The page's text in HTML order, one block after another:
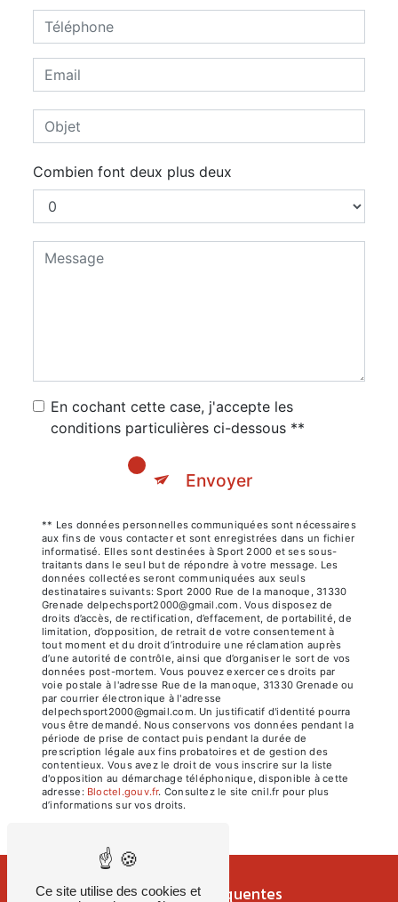
Combien font deux plus deux
En cochant cette case, j'accepte les
conditions particulières ci-dessous **
Envoyer
** Les données personnelles communiquées sont nécessaires
aux fins de vous contacter et sont enregistrées dans un fichier
informatisé. Elles sont destinées à Sport 2000 et ses sous-
traitants dans le seul but de répondre à votre message. Les
données collectées seront communiquées aux seuls
destinataires suivants: Sport 2000 Rue de la manoque, 31330
Grenade delpechsport2000@gmail.com. Vous disposez de
droits d’accès, de rectification, d’effacement, de portabilité, de
limitation, d’opposition, de retrait de votre consentement à
tout moment et du droit d’introduire une réclamation auprès
d’une autorité de contrôle, ainsi que d’organiser le sort de vos
données post-mortem. Vous pouvez exercer ces droits par
voie postale à l'adresse Rue de la manoque, 31330 Grenade ou
par courrier électronique à l'adresse
delpechsport2000@gmail.com. Un justificatif d'identité pourra
vous être demandé. Nous conservons vos données pendant la
période de prise de contact puis pendant la durée de
prescription légale aux fins probatoires et de gestion des
contentieux. Vous avez le droit de vous inscrire sur la liste
d'opposition au démarchage téléphonique, disponible à cette
adresse:
Bloctel.gouv.fr. Consultez le site cnil.fr pour plus
d’informations sur vos droits.
Recherches fréquentes
Ce site utilise des cookies et